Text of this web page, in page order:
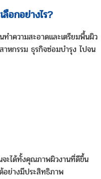
อกอย่างไร?
ำความสะอาดและเตรียมพื้นผิว
าหกรรม ธุรกิจซ่อมบำรุง ไปจน
ะได้ทั้งคุณภาพผิวงานที่ดีขึ้น
อย่างมีประสิทธิภาพ